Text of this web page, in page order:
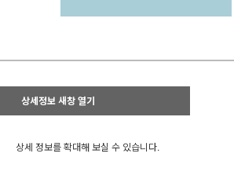
상세정보 새창 열기
상세 정보를 확대해 보실 수 있습니다.